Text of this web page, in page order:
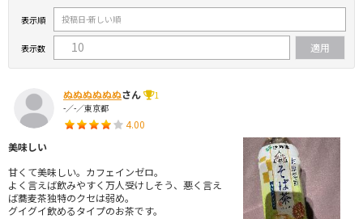
表示順
表示数
ぬぬぬぬぬぬさん
1
-／-／東京都
4.00
美味しい
甘くて美味しい。カフェインゼロ。
よく言えば飲みやすく万人受けしそう、悪く言え
ば蕎麦茶独特のクセは弱め。
グイグイ飲めるタイプのお茶です。